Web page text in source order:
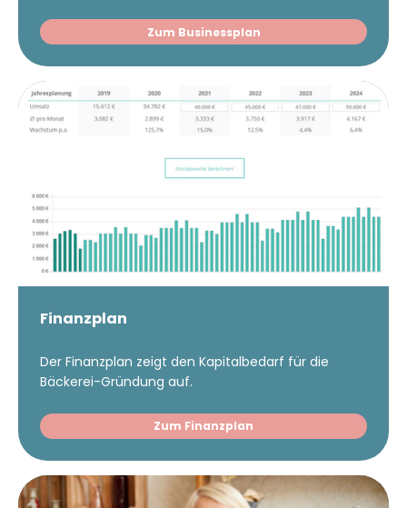
Zum Businessplan
Finanzplan
Der Finanzplan zeigt den Kapitalbedarf für die
Bäckerei-Gründung auf.
Zum Finanzplan